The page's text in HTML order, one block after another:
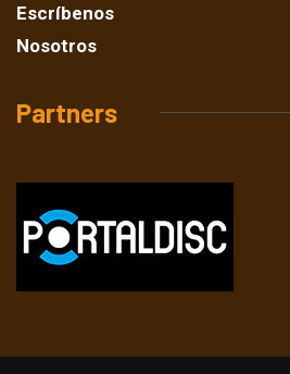
Escríbenos
Nosotros
Partners